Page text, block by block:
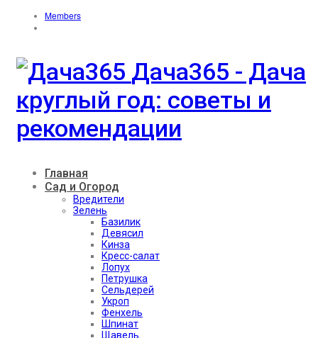
Members
Дача365 - Дача
круглый год: советы и
рекомендации
Главная
Сад и Огород
Вредители
Зелень
Базилик
Девясил
Кинза
Кресс-салат
Лопух
Петрушка
Сельдерей
Укроп
Фенхель
Шпинат
Щавель